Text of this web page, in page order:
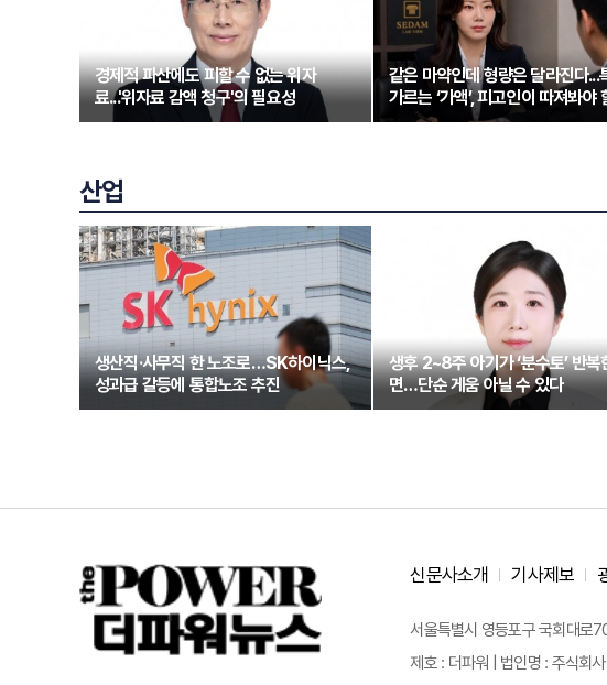
경제적 파산에도 피할 수 없는 위자
료...'위자료 감액 청구'의 필요성
같은 마약인데 형량은 달라진다...
가르는 ‘가액’, 피고인이 따져봐야
산업
생산직·사무직 한 노조로…SK하이닉스,
성과급 갈등에 통합노조 추진
생후 2~8주 아기가 ‘분수토’ 반복
면…단순 게움 아닐 수 있다
신문사소개 기사제보
서울특별시 영등포구 국회대
제호 : 더파워 | 법인명 : 주식